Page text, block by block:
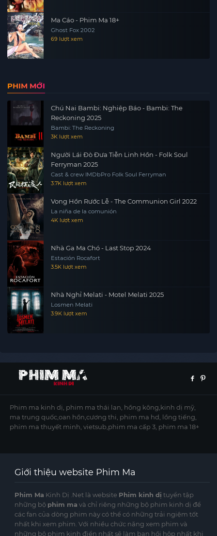
Ma Cáo - Phim Ma 18+
Ghost Fox 2002
69 lượt xem
PHIM MỚI
Chú Nai Bambi: Nghiệp Báo - Bambi: The
Reckoning 2025
Bambi: The Reckoning
3K lượt xem
Người Lái Đò Đưa Tiễn Linh Hồn - Folk Soul
Ferryman 2025
Cast & crew IMDbPro Folk Soul Ferryman
3.7K lượt xem
Vong Hồn Rước Lễ - The Communion Girl 2022
La niña de la comunión
4K lượt xem
Nhà Ga Ma Chó - Last Stop 2024
Estación Rocafort
3.5K lượt xem
Nhà Nghỉ Melati - Motel Melati 2025
Losmen Melati
3.9K lượt xem
Phim ma kinh dị, phim ma thái lan, hồng kông,kinh dị mỹ,
ma trung quốc,oan hồn,cương thi, phim ma hd, lồng tiếng,
phim ma thuyết minh, vietsub,phim ma cấp 3, phim ma 18+
Giới thiệu website Phim Ma
Phim Ma Kinh Dị .Net là website Phim kinh dị tuyển tập
những bộ phim ma và chỉ riêng những bộ phim kinh dị để
các fan của dòng phim này có thể có những trải ngiệm tốt
nhất khi xem phim. Với nhiều chức năng xem phim và
những bộ phim kinh điển nhất sẽ làm bạn hồi hộp nhất khi